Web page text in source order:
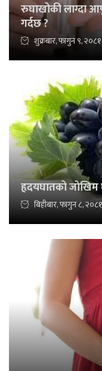
रुघाखोकी लाग्दा
गर्दछ ?
शुक्रबार, फागुन ९, २०८१
हृदयघातको
बिहीबार, फागुन ८, २०८१